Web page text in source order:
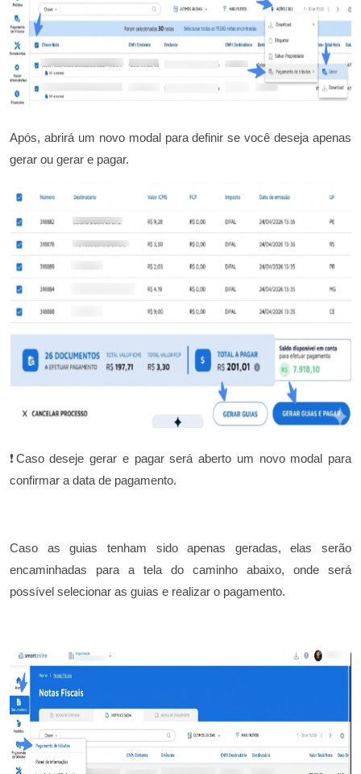
Após, abrirá um novo modal para definir se você deseja apenas
gerar ou gerar e pagar.
❗Caso deseje gerar e pagar será aberto um novo modal para
confirmar a data de pagamento.
Caso as guias tenham sido apenas geradas, elas serão
encaminhadas para a tela do caminho abaixo, onde será
possível selecionar as guias e realizar o pagamento.